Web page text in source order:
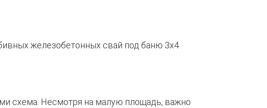
схема. Несмотря на малую площадь, важно